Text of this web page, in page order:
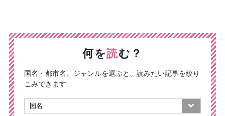
何を読む？
国名・都市名、ジャンルを選ぶと、読みたい記事を絞り
こみできます